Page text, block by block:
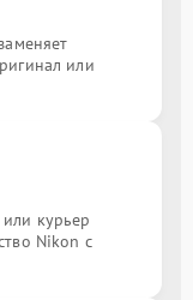
или
курьер
Nikon с